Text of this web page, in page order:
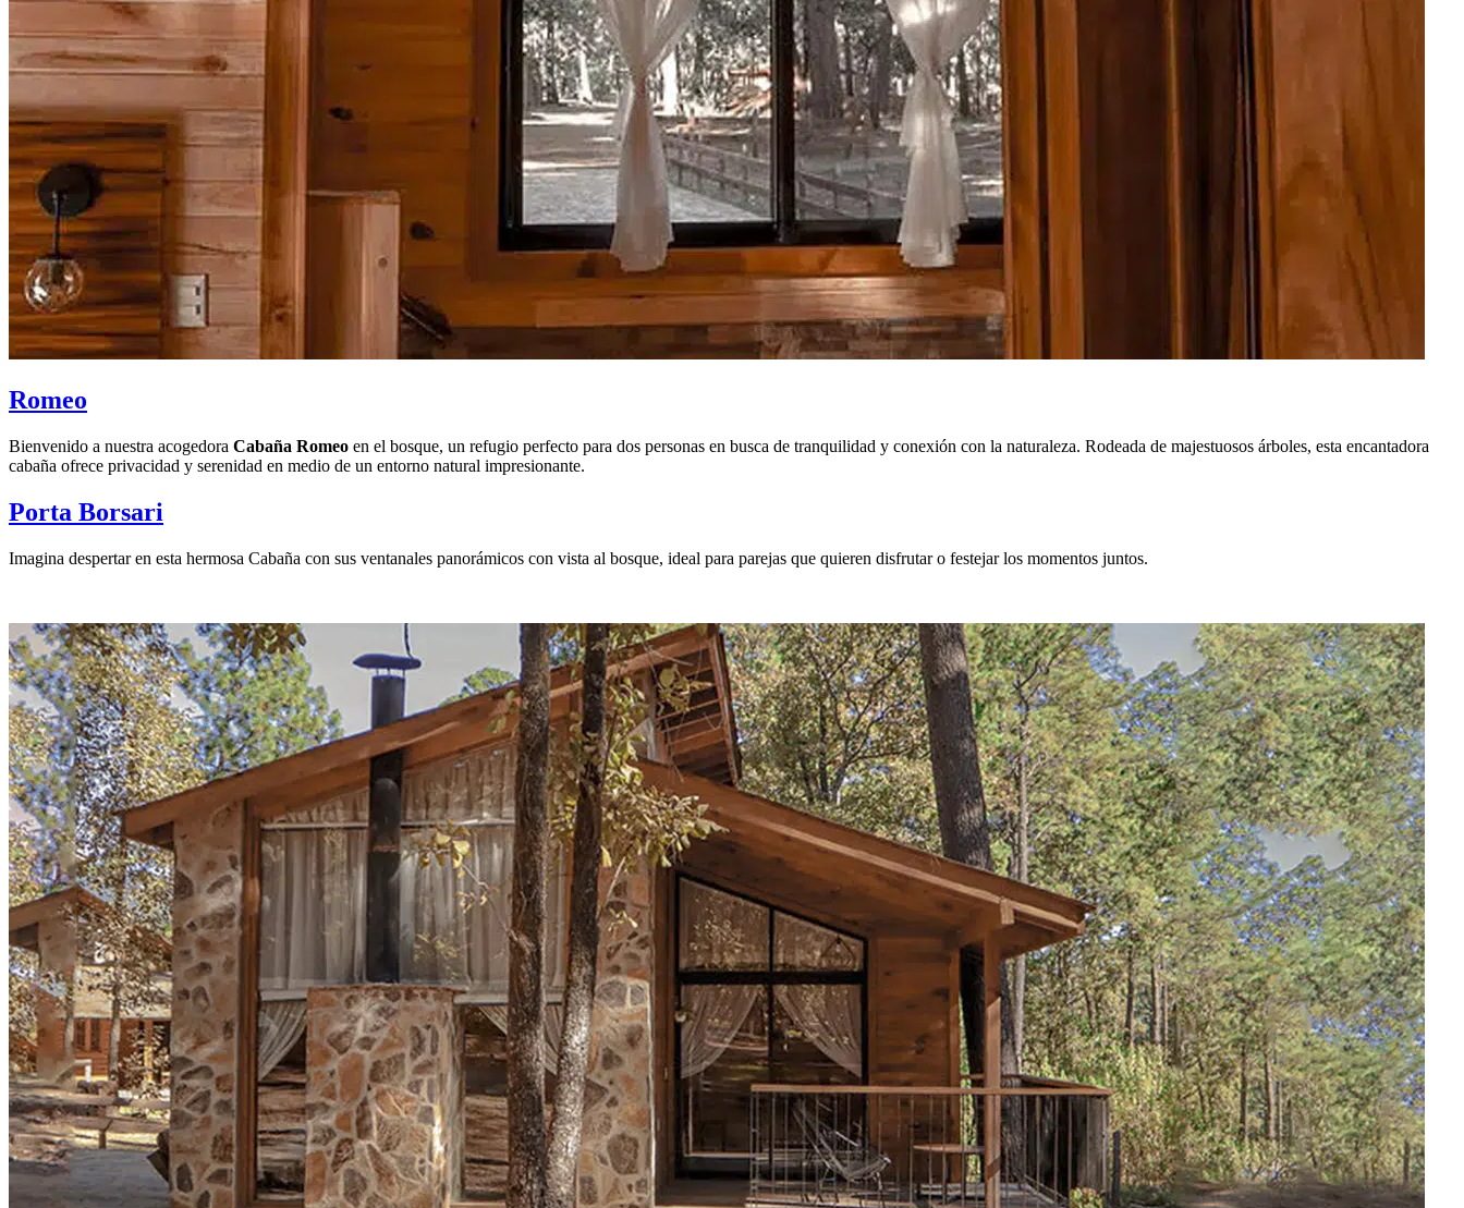
Romeo
Bienvenido a nuestra acogedora Cabaña Romeo en el bosque, un refugio perfecto para dos personas en busca de tranquilidad y conexión con la naturaleza. Rodeada de majestuosos árboles, esta encantadora
cabaña ofrece privacidad y serenidad en medio de un entorno natural impresionante.
Porta Borsari
Imagina despertar en esta hermosa Cabaña con sus ventanales panorámicos con vista al bosque, ideal para parejas que quieren disfrutar o festejar los momentos juntos.